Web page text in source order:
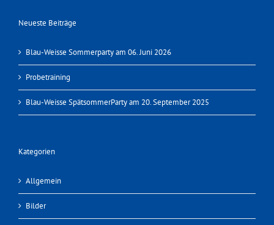
Neueste Beiträge
Blau-Weisse Sommerparty am 06. Juni 2026
Probetraining
Blau-Weisse SpätsommerParty am 20. September 2025
Kategorien
Allgemein
Bilder